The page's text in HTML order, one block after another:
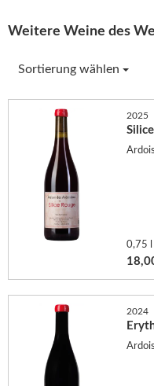
Weitere Weine des
Sortierung wählen
2025
0,75 l
2024